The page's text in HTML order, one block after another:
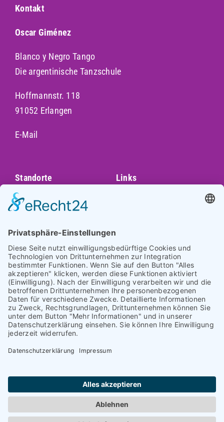
Kontakt
Oscar Giménez
Blanco y Negro Tango
Die argentinische Tanzschule
Hoffmannstr. 118
91052 Erlangen
E-Mail
Standorte
Augsburg
Darmstadt
Frankfurt
Heidelberg
Hofheim am
Taunus
Mannheim
München
Nürnberg
Regensburg
Links
Impressum
Datenschutz
Cookie-Einstellungen